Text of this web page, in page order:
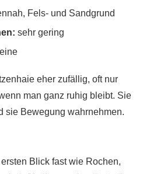
Fels- und Sandgrund
sehr gering
eher zufällig, oft nur
man ganz ruhig bleibt. Sie
sie Bewegung wahrnehmen.
Blick fast wie Rochen,